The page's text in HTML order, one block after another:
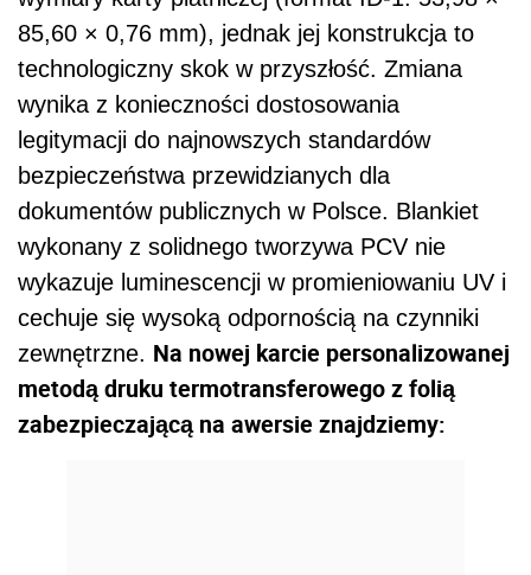
85,60 × 0,76 mm), jednak jej konstrukcja to
technologiczny skok w przyszłość. Zmiana
wynika z konieczności dostosowania
legitymacji do najnowszych standardów
bezpieczeństwa przewidzianych dla
dokumentów publicznych w Polsce. Blankiet
wykonany z solidnego tworzywa PCV nie
wykazuje luminescencji w promieniowaniu UV i
cechuje się wysoką odpornością na czynniki
zewnętrzne. Na nowej karcie personalizowanej
metodą druku termotransferowego z folią
zabezpieczającą na awersie znajdziemy: